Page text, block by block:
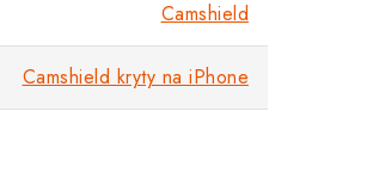
Camshield
Camshield kryty na iPhone